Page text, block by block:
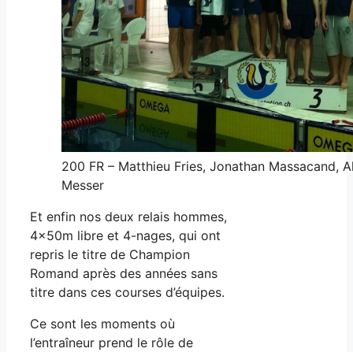
200 FR – Matthieu Fries, Jonathan Massacand,
Messer
Et enfin nos deux relais hommes,
4x50m libre et 4-nages, qui ont
repris le titre de Champion
Romand après des années sans
titre dans ces courses d’équipes.
Ce sont les moments où
l’entraîneur prend le rôle de